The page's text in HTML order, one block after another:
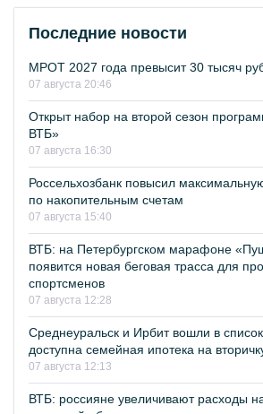
Последние новости
МРОТ 2027 года превысит 30 тысяч
07 августа 20:46
Открыт набор на второй сезон
ВТБ»
07 августа 16:30
Россельхозбанк повысил
по накопительным счетам
07 августа 15:40
ВТБ: на Петербургском марафоне
появится новая беговая трасса для
спортсменов
07 августа 12:28
Среднеуральск и Ирбит вошли в список
доступна семейная ипотека на
07 августа 12:13
ВТБ: россияне увеличивают расходы